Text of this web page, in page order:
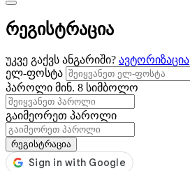
რეგისტრაცია
უკვე გაქვს ანგარიში? ავტორიზაცია
ელ-ფოსტა
პაროლი მინ. 8 სიმბოლო
გაიმეორეთ პაროლი
რეგისტრაცია